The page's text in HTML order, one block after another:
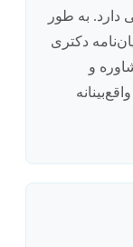
به طور
دکتری
و